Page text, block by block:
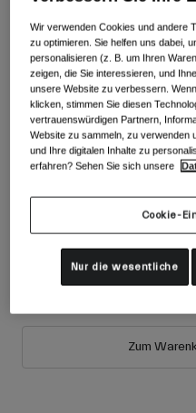
Zubehör
Goggles
Handschuhe
Ersatzteile
Alle anzeigen
Verwendungszweck
All Mountain
Backcountry
Alle anzeigen
Farben -Saphirblau
M L
Zum
Wir verwenden Cookies und andere
zu optimieren. Sie helfen uns dabei,
personalisieren (z. B. um Ihren
zeigen, die Sie interessieren, und
unsere Website zu verbessern.
klicken, stimmen Sie diesen
vertrauenswürdigen Partnern,
Website zu sammeln, zu verwenden
und Ihre digitalen Inhalte zu
erfahren? Sehen Sie sich unsere
Cookie-
Nur die wesentliche